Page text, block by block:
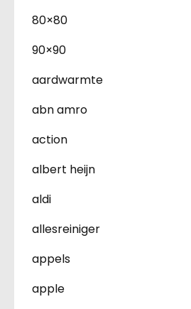
80×80
90×90
aardwarmte
abn amro
action
albert heijn
aldi
allesreiniger
appels
apple